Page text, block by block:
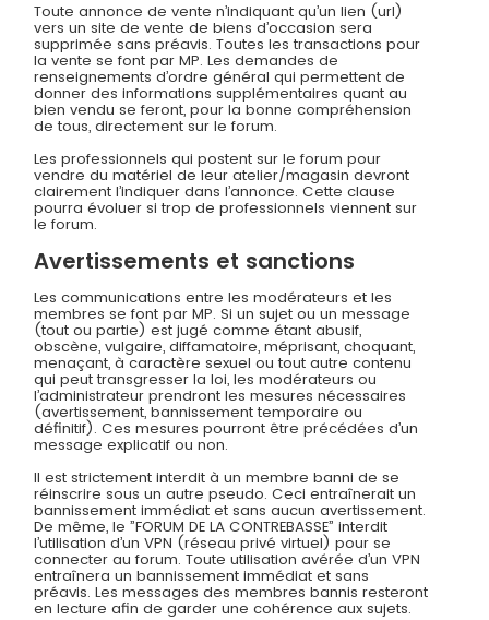
Toute annonce de vente n’indiquant qu’un lien (url)
vers un site de vente de biens d’occasion sera
supprimée sans préavis. Toutes les transactions pour
la vente se font par MP. Les demandes de
renseignements d’ordre général qui permettent de
donner des informations supplémentaires quant au
bien vendu se feront, pour la bonne compréhension
de tous, directement sur le forum.
Les professionnels qui postent sur le forum pour
vendre du matériel de leur atelier/magasin devront
clairement l’indiquer dans l’annonce. Cette clause
pourra évoluer si trop de professionnels viennent sur
le forum.
Avertissements et sanctions
Les communications entre les modérateurs et les
membres se font par MP. Si un sujet ou un message
(tout ou partie) est jugé comme étant abusif,
obscène, vulgaire, diffamatoire, méprisant, choquant,
menaçant, à caractère sexuel ou tout autre contenu
qui peut transgresser la loi, les modérateurs ou
l’administrateur prendront les mesures nécessaires
(avertissement, bannissement temporaire ou
définitif). Ces mesures pourront être précédées d’un
message explicatif ou non.
Il est strictement interdit à un membre banni de se
réinscrire sous un autre pseudo. Ceci entraînerait un
bannissement immédiat et sans aucun avertissement.
De même, le ”FORUM DE LA CONTREBASSE” interdit
l’utilisation d’un VPN (réseau privé virtuel) pour se
connecter au forum. Toute utilisation avérée d’un VPN
entraînera un bannissement immédiat et sans
préavis. Les messages des membres bannis resteront
en lecture afin de garder une cohérence aux sujets.